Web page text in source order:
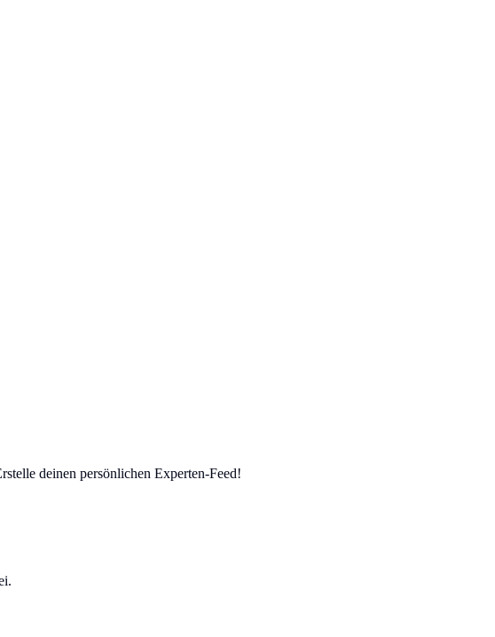
deinen persönlichen Experten-Feed!